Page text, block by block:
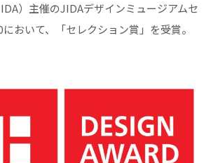
）主催のJIDAデザインミュージアムセ
おいて、「セレクション賞」を受賞。